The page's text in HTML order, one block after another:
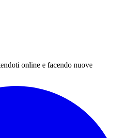
online e facendo nuove